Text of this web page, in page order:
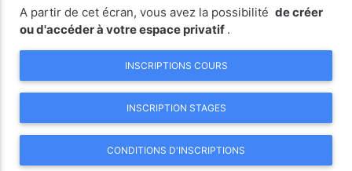
A partir de cet écran, vous avez la possibilité de créer
ou d'accéder à votre espace privatif .
INSCRIPTIONS COURS
INSCRIPTION STAGES
CONDITIONS D'INSCRIPTIONS